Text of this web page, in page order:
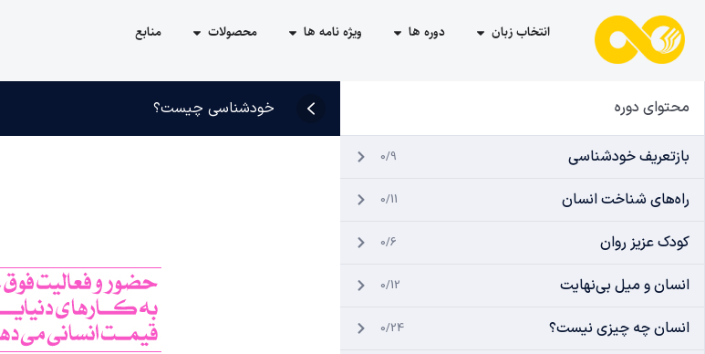
انتخاب زبان دوره ها ویژه نامه ها محصولات منابع
محتوای دوره
بازتعریف خودشناسی 0/9
راه‌های شناخت انسان 0/11
کودک عزیز روان 0/6
انسان و میل بی‌نهایت 0/12
انسان چه چیزی نیست؟ 0/24
خودشناسی چیست؟